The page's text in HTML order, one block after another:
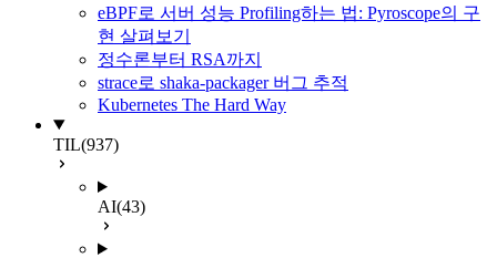
eBPF로 서버 성능 Profiling하는 법: Pyroscope의 구
현 살펴보기
정수론부터 RSA까지
strace로 shaka-packager 버그 추적
Kubernetes The Hard Way
TIL(937)
AI(43)